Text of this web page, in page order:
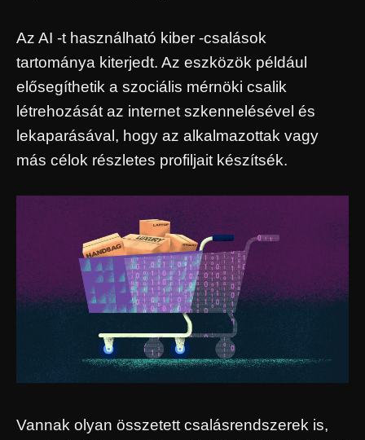
Az AI -t használható kiber -csalások
tartománya kiterjedt. Az eszközök például
elősegíthetik a szociális mérnöki csalik
létrehozását az internet szkennelésével és
lekaparásával, hogy az alkalmazottak vagy
más célok részletes profiljait készítsék.
Vannak olyan összetett csalásrendszerek is,